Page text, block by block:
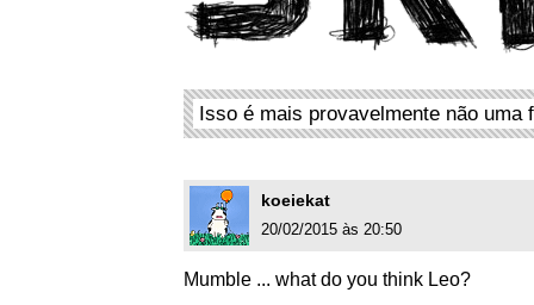
Isso é mais provavelmente não uma
koeiekat
20/02/2015 às 20:50
Mumble ... what do you think Leo?